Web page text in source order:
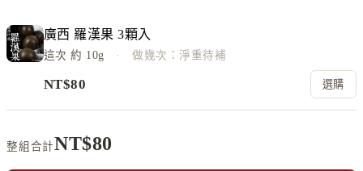
廣西 羅漢果 3顆入
這次約 10g · 做幾次：淨重待補
NT$80 選購
整組合計NT$80